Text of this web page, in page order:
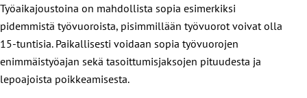
Työaikajoustoina on mahdollista sopia esimerkiksi
pidemmistä työvuoroista, pisimmillään työvuorot voivat olla
15-tuntisia. Paikallisesti voidaan sopia työvuorojen
enimmäistyöajan sekä tasoittumisjaksojen pituudesta ja
lepoajoista poikkeamisesta.